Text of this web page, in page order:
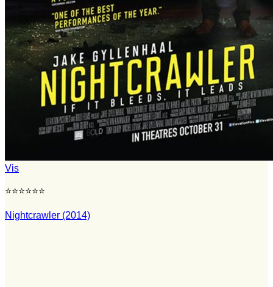
Vis
⭐⭐⭐⭐⭐⭐
Nightcrawler (2014)